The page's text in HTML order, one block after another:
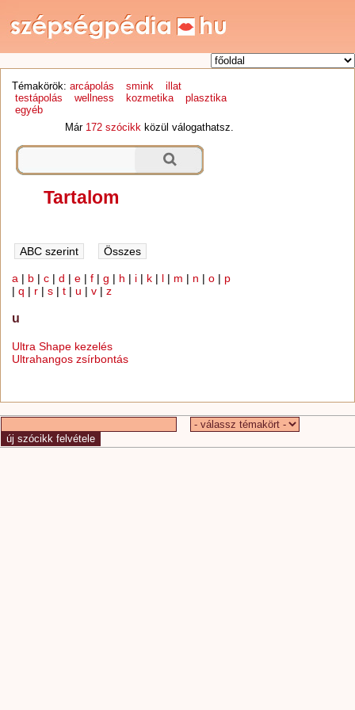
Témakörök: arcápolás smink
illat
testápolás
wellness kozmetika
plasztika
egyéb
Már 172 szócikk közül válogathatsz.
Tartalom
a | b |c |d |e |f |g | h | i | k | l | m | n |o | p
|q | r |s |t |u |v |z
u
Ultra Shape kezelés
Ultrahangos zsírbontás